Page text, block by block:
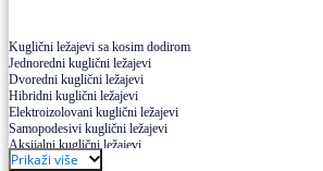
Kuglični ležajevi sa kosim dodirom
Jednoredni kuglični ležajevi
Dvoredni kuglični ležajevi
Hibridni kuglični ležajevi
Elektroizolovani kuglični ležajevi
Samopodesivi kuglični ležajevi
Aksijalni kuglični ležajevi
Kuglični ležajevi od nerđajućeg čelika
Prikaži više